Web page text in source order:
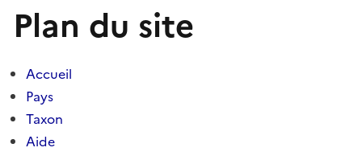
Plan du site
Accueil
Pays
Taxon
Aide